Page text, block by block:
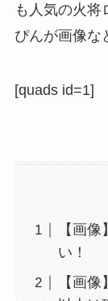
も人気の火将
ぴんが画像な
[quads id=1]
【画
い！
【画